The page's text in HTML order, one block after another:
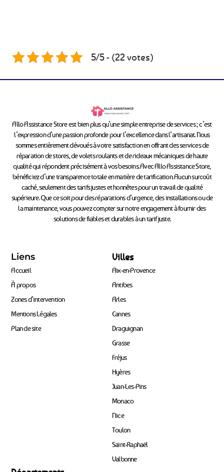
5/5 - (22 votes)
Allo Assistance Store est bien plus qu’une simple entreprise de services ; c’est
l’expression d’une passion profonde pour l’excellence dans l’artisanat. Nous
sommes entièrement dévoués à votre satisfaction en offrant des services de
réparation de stores, de volets roulants et de rideaux mécaniques de haute
qualité qui répondent précisément à vos besoins. Avec Allo Assistance Store,
bénéficiez d’une transparence totale en matière de tarification. Aucun surcoût
caché, seulement des tarifs justes et honnêtes pour un travail de qualité
supérieure. Que ce soit pour des réparations d’urgence, des installations ou de
la maintenance, vous pouvez compter sur notre engagement à fournir des
solutions de fiables et durables à un tarif juste.
Liens
Accueil
À propos
Zones d’intervention
Mentions Légales
Plan de site
Villes
Aix-en-Provence
Antibes
Arles
Cannes
Draguignan
Grasse
Fréjus
Hyères
Juan-Les-Pins
Monaco
Nice
Toulon
Saint-Raphaël
Valbonne